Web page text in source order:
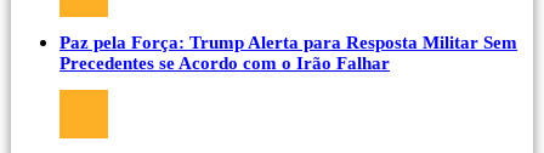
Paz pela Força: Trump Alerta para Resposta Militar Sem
Precedentes se Acordo com o Irão Falhar